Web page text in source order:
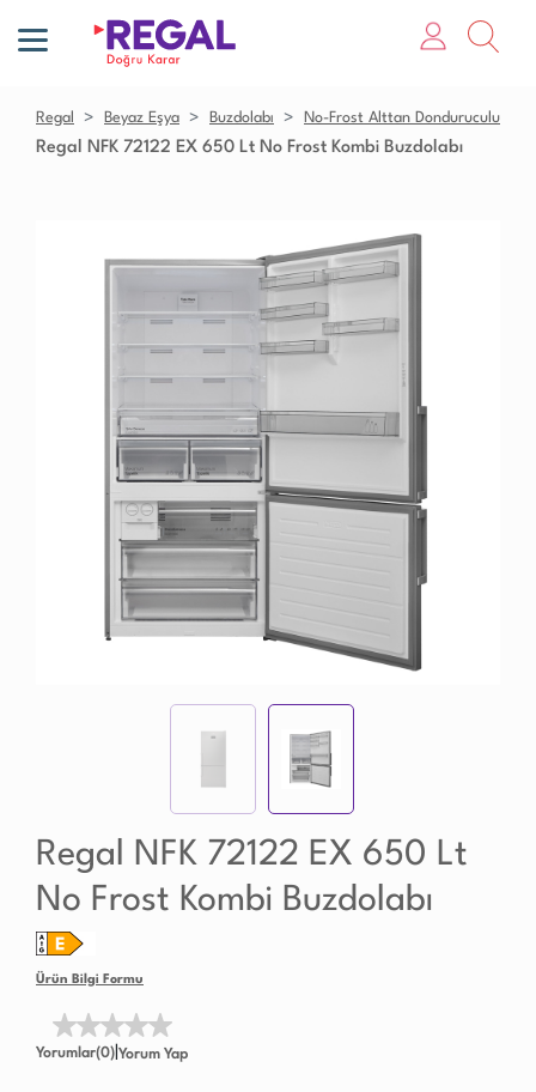
Regal Beyaz Eşya Buzdolabı No-Frost Alttan Donduruculu
Regal NFK 72122 EX 650 Lt No Frost Kombi Buzdolabı
Regal NFK 72122 EX 650 Lt
No Frost Kombi Buzdolabı
Ürün Bilgi Formu
Yorumlar(0) Yorum Yap